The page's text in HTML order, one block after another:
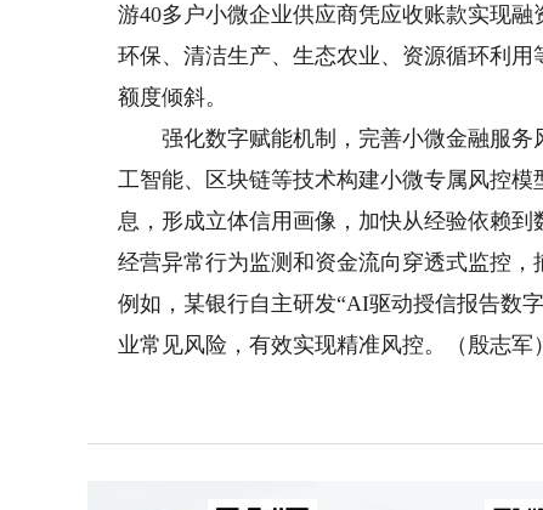
游40多户小微企业供应商凭应收账款实现
环保、清洁生产、生态农业、资源循环利用
额度倾斜。
强化数字赋能机制，完善小微金融服务
工智能、区块链等技术构建小微专属风控
息，形成立体信用画像，加快从经验依赖
经营异常行为监测和资金流向穿透式监控，
例如，某银行自主研发“AI驱动授信报告数
业常见风险，有效实现精准风控。（殷志军）